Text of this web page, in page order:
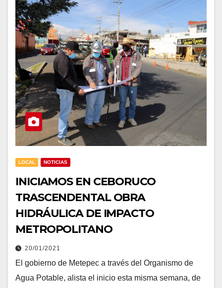
LOCAL NOTICIAS
INICIAMOS EN CEBORUCO
TRASCENDENTAL OBRA
HIDRÁULICA DE IMPACTO
METROPOLITANO
20/01/2021
El gobierno de Metepec a través del Organismo de
Agua Potable, alista el inicio esta misma semana, de